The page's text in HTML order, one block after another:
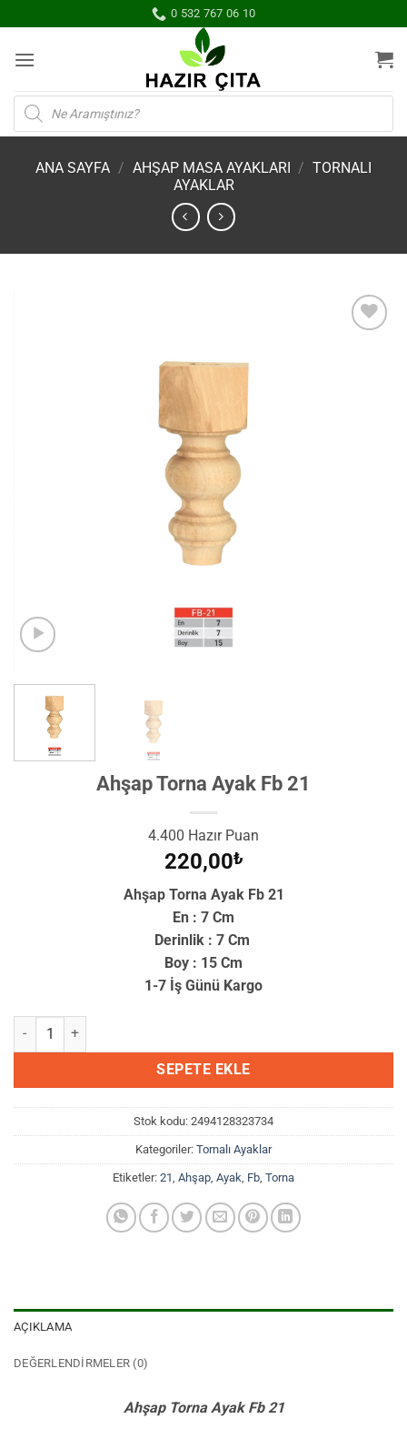
atla
0 532 767 06 10
Products
search
ANA SAYFA / AHŞAP MASA AYAKLARI / TORNALI
AYAKLAR
Ahşap Torna Ayak Fb 21
4.400 Hazır Puan
220,00₺
Ahşap Torna Ayak Fb 21
En : 7 Cm
Derinlik : 7 Cm
Boy : 15 Cm
1-7 İş Günü Kargo
Ahşap Torna Ayak Fb 21 adet
SEPETE EKLE
Stok kodu: 2494128323734
Kategoriler: Tornalı Ayaklar
Etiketler: 21 Ahşap Ayak Fb Torna
AÇIKLAMA
DEĞERLENDIRMELER (0)
Ahşap Torna Ayak Fb 21